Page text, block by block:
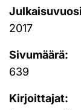
2017
Sivumäärä:
639
Kirjoittajat: